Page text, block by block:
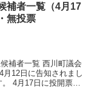
補者一覧（4月17
無投票
補者一覧 西川町議会
12日に告知されまし
4月17日に投開票の